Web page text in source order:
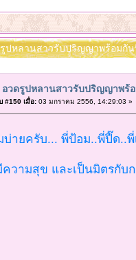
ปหลานสาวรับปริญญาพร้อมกั
อวดรูปหลานสาวรับปริญญาพร้
#150 เมื่อ:03 มกราคม 2556, 14:29:03 »
บ่ายครับ... พี่ป้อม..พี่ปี๊ด..
วามสุข และเป็นมิตรกับก